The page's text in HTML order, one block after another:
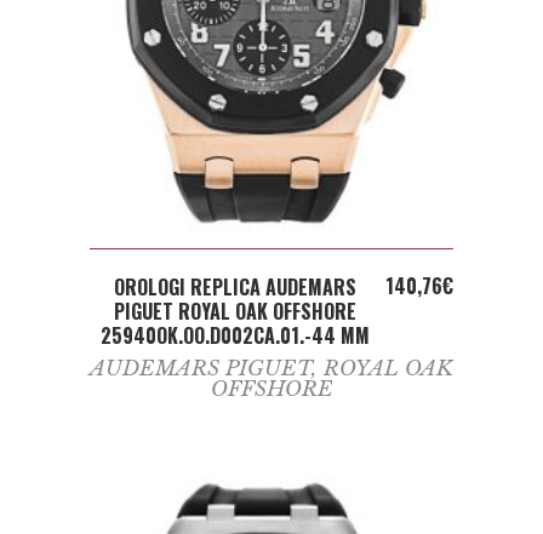
ADD TO CART
OROLOGI REPLICA AUDEMARS
PIGUET ROYAL OAK OFFSHORE
25940OK.OO.D002CA.01.-44 MM
140,76€
AUDEMARS PIGUET, ROYAL OAK
OFFSHORE